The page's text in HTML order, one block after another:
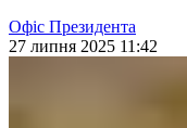
Офіс Президента
27 липня 2025 11:42